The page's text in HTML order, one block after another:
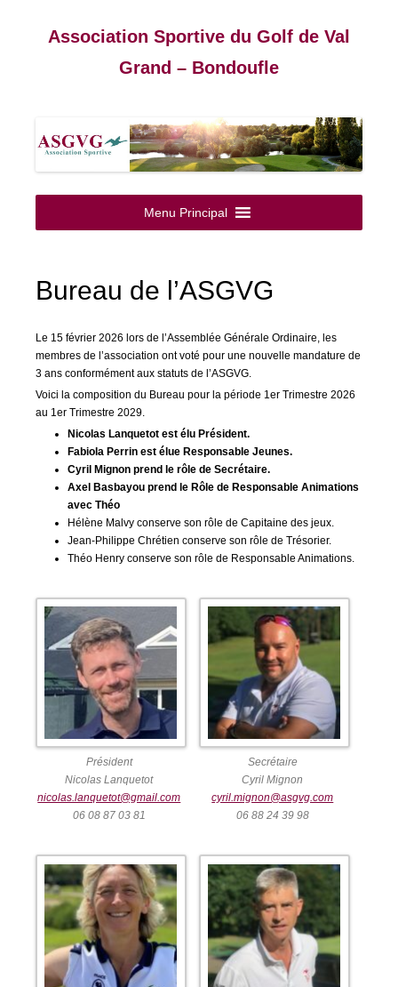
Association Sportive du Golf de Val
Grand – Bondoufle
au
contenu
Menu Principal
Bureau de l’ASGVG
Le 15 février 2026 lors de l’Assemblée Générale Ordinaire, les
membres de l’association ont voté pour une nouvelle mandature de
3 ans conformément aux statuts de l’ASGVG.
Voici la composition du Bureau pour la période 1er Trimestre 2026
au 1er Trimestre 2029.
Nicolas Lanquetot est élu Président.
Fabiola Perrin est élue Responsable Jeunes.
Cyril Mignon prend le rôle de Secrétaire.
Axel Basbayou prend le Rôle de Responsable Animations
avec Théo
Hélène Malvy conserve son rôle de Capitaine des jeux.
Jean-Philippe Chrétien conserve son rôle de Trésorier.
Théo Henry conserve son rôle de Responsable Animations.
Président
Nicolas Lanquetot
nicolas.lanquetot@gmail.com
06 08 87 03 81
Secrétaire
Cyril Mignon
cyril.mignon@asgvg.com
06 88 24 39 98